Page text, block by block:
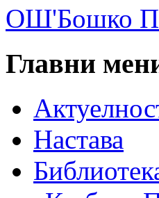
ОШ'Бошко
Главни
Настава